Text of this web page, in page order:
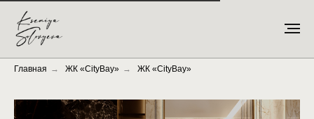
Главная → ЖК «CityBay» → ЖК «CityBay»